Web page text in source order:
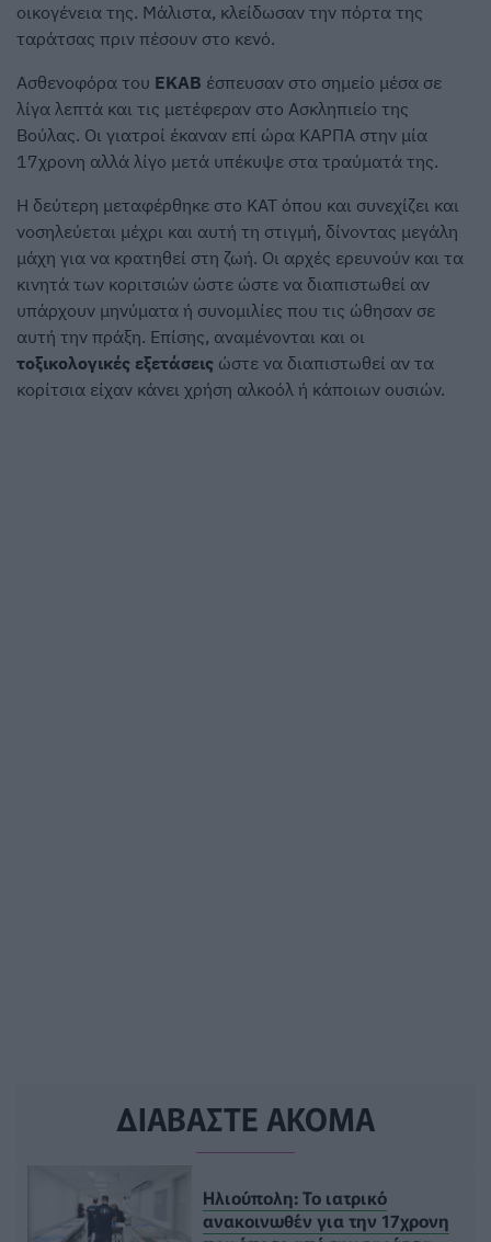
οικογένεια της. Μάλιστα, κλείδωσαν την πόρτα της
ταράτσας πριν πέσουν στο κενό.
Ασθενοφόρα του ΕΚΑΒ έσπευσαν στο σημείο μέσα σε
λίγα λεπτά και τις μετέφεραν στο Ασκληπιείο της
Βούλας. Οι γιατροί έκαναν επί ώρα ΚΑΡΠΑ στην μία
17χρονη αλλά λίγο μετά υπέκυψε στα τραύματά της.
Η δεύτερη μεταφέρθηκε στο ΚΑΤ όπου και συνεχίζει και
νοσηλεύεται μέχρι και αυτή τη στιγμή, δίνοντας μεγάλη
μάχη για να κρατηθεί στη ζωή. Οι αρχές ερευνούν και τα
κινητά των κοριτσιών ώστε ώστε να διαπιστωθεί αν
υπάρχουν μηνύματα ή συνομιλίες που τις ώθησαν σε
αυτή την πράξη. Επίσης, αναμένονται και οι
τοξικολογικές εξετάσεις ώστε να διαπιστωθεί αν τα
κορίτσια είχαν κάνει χρήση αλκοόλ ή κάποιων ουσιών.
ΔΙΑΒΑΣΤΕ ΑΚΟΜΑ
Ηλιούπολη: Το ιατρικό
ανακοινωθέν για την 17χρονη